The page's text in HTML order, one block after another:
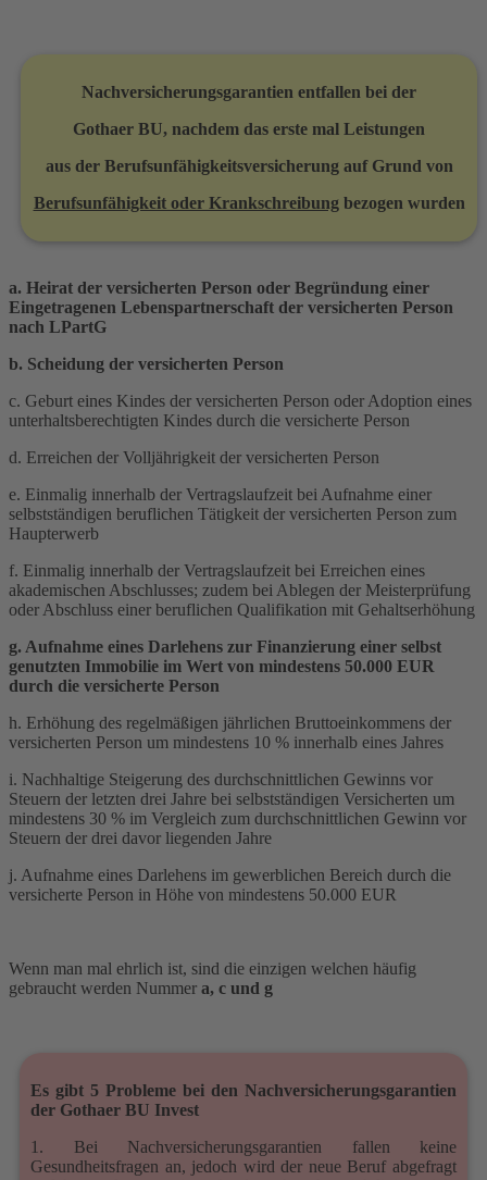
Nachversicherungsgarantien entfallen bei der
Gothaer BU, nachdem das erste mal Leistungen
aus der Berufsunfähigkeitsversicherung auf Grund von
Berufsunfähigkeit oder Krankschreibung bezogen wurden
a. Heirat der versicherten Person oder Begründung einer
Eingetragenen Lebenspartnerschaft der versicherten Person
nach LPartG
b. Scheidung der versicherten Person
c. Geburt eines Kindes der versicherten Person oder Adoption eines
unterhaltsberechtigten Kindes durch die versicherte Person
d. Erreichen der Volljährigkeit der versicherten Person
e. Einmalig innerhalb der Vertragslaufzeit bei Aufnahme einer
selbstständigen beruflichen Tätigkeit der versicherten Person zum
Haupterwerb
f. Einmalig innerhalb der Vertragslaufzeit bei Erreichen eines
akademischen Abschlusses; zudem bei Ablegen der Meisterprüfung
oder Abschluss einer beruflichen Qualifikation mit Gehaltserhöhung
g. Aufnahme eines Darlehens zur Finanzierung einer selbst
genutzten Immobilie im Wert von mindestens 50.000 EUR
durch die versicherte Person
h. Erhöhung des regelmäßigen jährlichen Bruttoeinkommens der
versicherten Person um mindestens 10 % innerhalb eines Jahres
i. Nachhaltige Steigerung des durchschnittlichen Gewinns vor
Steuern der letzten drei Jahre bei selbstständigen Versicherten um
mindestens 30 % im Vergleich zum durchschnittlichen Gewinn vor
Steuern der drei davor liegenden Jahre
j. Aufnahme eines Darlehens im gewerblichen Bereich durch die
versicherte Person in Höhe von mindestens 50.000 EUR
Wenn man mal ehrlich ist, sind die einzigen welchen häufig
gebraucht werden Nummer a, c und g
Es gibt 5 Probleme bei den Nachversicherungsgarantien
der Gothaer BU Invest
1. Bei Nachversicherungsgarantien fallen keine
Gesundheitsfragen an, jedoch wird der neue Beruf abgefragt